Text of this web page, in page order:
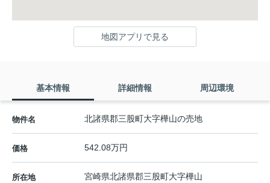
地図アプリで見る
基本情報 詳細情報 周辺環境
物件名 北諸県郡三股町大字樺山の売地
価格 542.08万円
所在地 宮崎県北諸県郡三股町大字樺山